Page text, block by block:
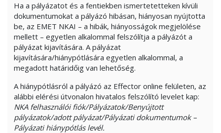
Ha a pályázatot és a fentiekben ismertetetteken kívüli
dokumentumokat a pályázó hibásan, hiányosan nyújtotta
be, az EMET NKAI – a hibák, hiányosságok megjelölése
mellett – egyetlen alkalommal felszólítja a pályázót a
pályázat kijavítására. A pályázat
kijavítására/hiánypótlására egyetlen alkalommal, a
megadott határidőig van lehetőség.
A hiánypótlásról a pályázó az Effector online felületen, az
alábbi elérési útvonalon hivatalos felszólító levelet kap:
NKA felhasználói fiók/Pályázatok/Benyújtott
pályázatok/adott pályázat/Pályázati dokumentumok –
Pályázati hiánypótlás levél.